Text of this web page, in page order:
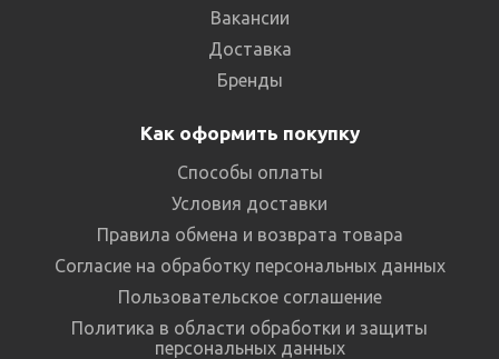
Вакансии
Доставка
Бренды
Как оформить покупку
Способы оплаты
Условия доставки
Правила обмена и возврата товара
Согласие на обработку персональных данных
Пользовательское соглашение
Политика в области обработки и защиты
персональных данных